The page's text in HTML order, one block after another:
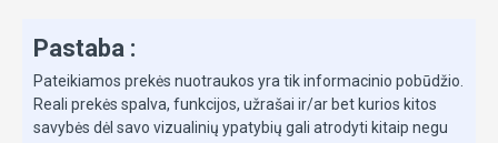
Pastaba :
Pateikiamos prekės nuotraukos yra tik informacinio pobūdžio.
Reali prekės spalva, funkcijos, užrašai ir/ar bet kurios kitos
savybės dėl savo vizualinių ypatybių gali atrodyti kitaip negu